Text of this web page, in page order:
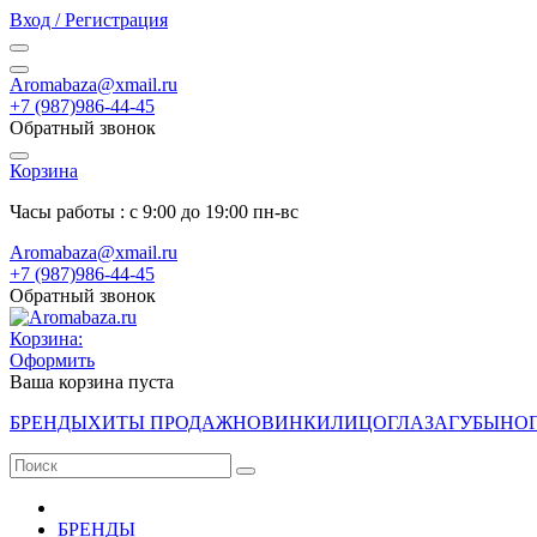
Вход / Регистрация
Aromabaza@xmail.ru
+7 (987)986-44-45
Обратный звонок
Корзина
Часы работы : с 9:00 до 19:00 пн-вс
Aromabaza@xmail.ru
+7 (987)986-44-45
Обратный звонок
Корзина:
Оформить
Ваша корзина пуста
БРЕНДЫХИТЫ ПРОДАЖНОВИНКИЛИЦОГЛАЗАГУБЫ
БРЕНДЫ